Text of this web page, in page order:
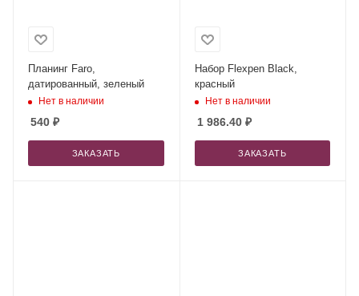
Планинг Faro,
датированный, зеленый
Нет в наличии
540 ₽
ЗАКАЗАТЬ
Набор Flexpen Black,
красный
Нет в наличии
1 986.40₽
ЗАКАЗАТЬ